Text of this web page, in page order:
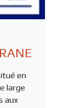
en
large
aux